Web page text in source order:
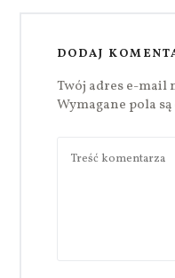
DODAJ
Twój adres e-mail
Wymagane pola